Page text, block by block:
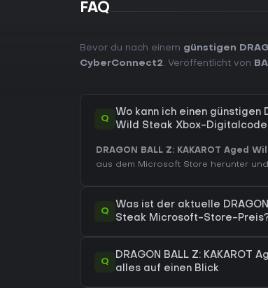
FAQ
Bevor du nach einem günstigen
CyberConnect2. Veröffentlicht von
Q
Wo kann ich einen günstigen
Wild Steak Xbox-
DRAGON BALL Z: KAKAROT Aged
aus dem Microsoft Store herunter
Q
Was ist der aktuelle
Steak Microsoft-Store-
Q
DRAGON BALL Z:
alles auf einen Blick